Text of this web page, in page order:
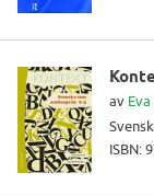
av
ISBN: